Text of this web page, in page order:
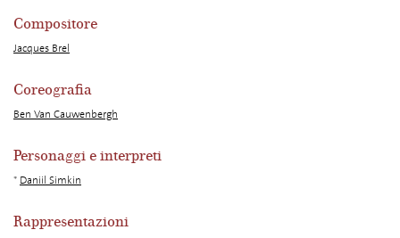
Compositore
Jacques Brel
Coreografia
Ben Van Cauwenbergh
Personaggi e interpreti
* Daniil Simkin
Rappresentazioni